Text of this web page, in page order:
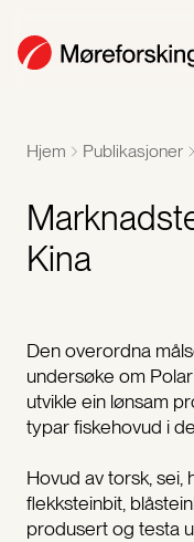
Hjem Publikasjoner
Kina
Den overordna
undersøke om
utvikle ein lønsam
typar fiskehovud i
Hovud av torsk, sei,
flekksteinbit,
produsert og testa